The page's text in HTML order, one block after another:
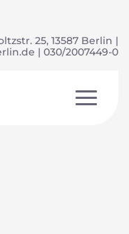
25, 13587 Berlin |
| 030/2007449-0